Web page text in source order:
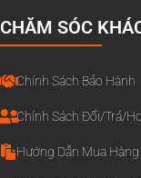
CHĂM SÓC
Chính Sách Bảo Hành
Chính Sách Đổi/Trả/
Hướng Dẫn Mua Hàng